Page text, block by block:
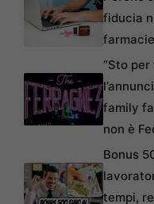
fiducia
“Sto per
family
non è
Bonus
tempi,